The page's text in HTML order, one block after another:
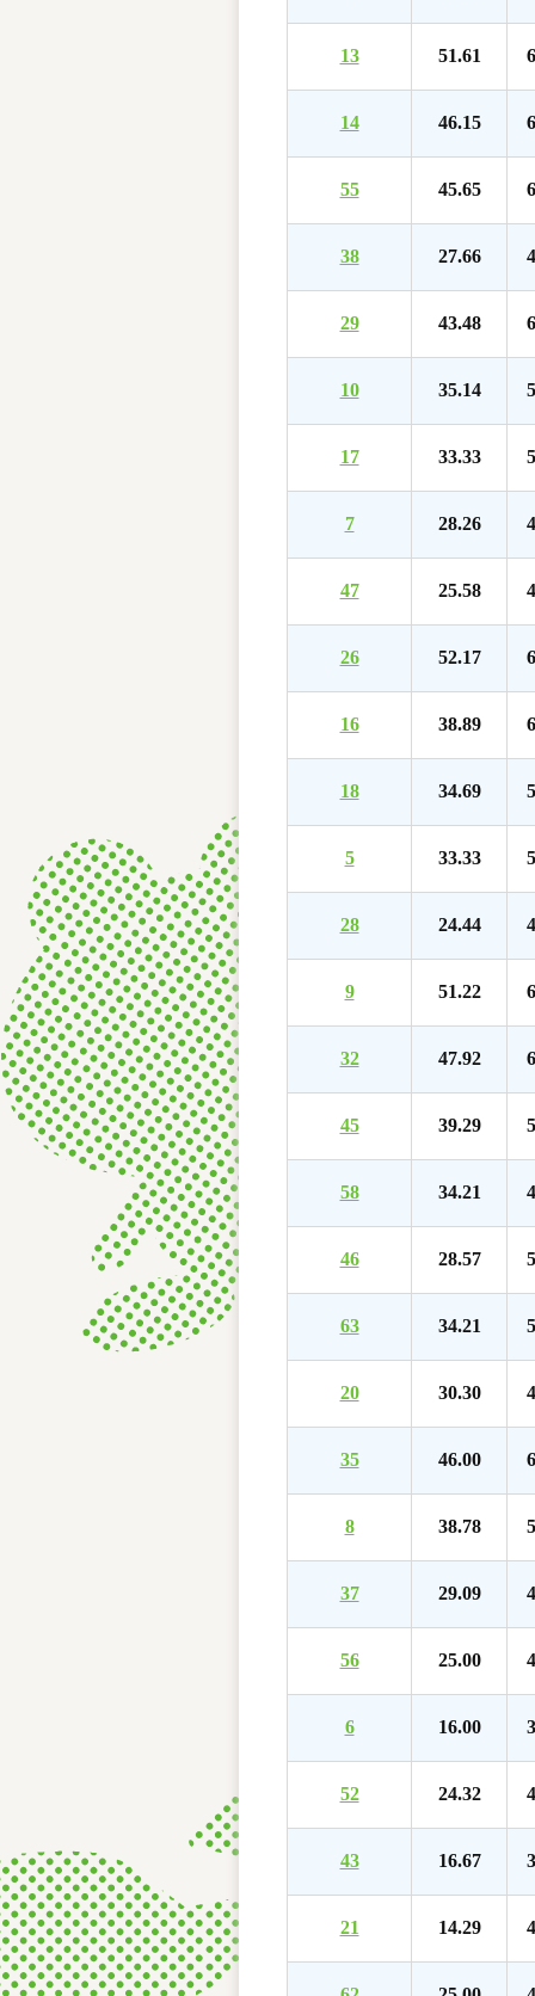
13 51.61
14 46.15
55 45.65
38 27.66
29 43.48
10 35.14
17 33.33
7 28.26
47 25.58
26 52.17
16 38.89
18 34.69
5 33.33
28 24.44
9 51.22
32 47.92
45 39.29
58 34.21
46 28.57
63 34.21
20 30.30
35 46.00
8 38.78
37 29.09
56 25.00
6 16.00
52 24.32
43 16.67
21 14.29